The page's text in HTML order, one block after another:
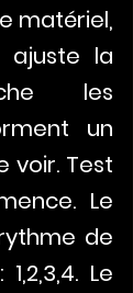
matériel,
ajuste la
les
un
voir. Test
Le
de
Le